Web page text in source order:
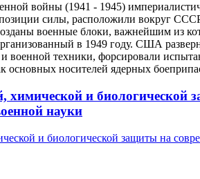
войны (1941 - 1945)
силы, расположили вокруг СССР
военные блоки, важнейшим из
в 1949 году. США
военной техники, форсировали
основных носителей ядерных
химической и биологической
науки